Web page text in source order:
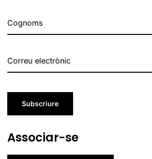
Subscriure
Associar-se